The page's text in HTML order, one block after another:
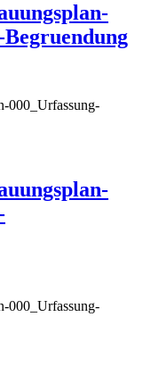
Begruendung
000_Urfassung-
000_Urfassung-